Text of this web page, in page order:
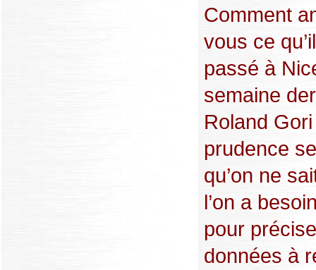
Comment
vous ce
passé à
semaine
Roland
prudence
qu’on ne
l’on a
pour
données à